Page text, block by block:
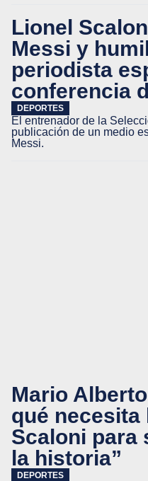
Lionel
Messi y
periodista
conferencia
DEPORTES
El entrenador de la
publicación de un medio
Messi.
Mario
qué necesita
Scaloni para
la historia”
DEPORTES